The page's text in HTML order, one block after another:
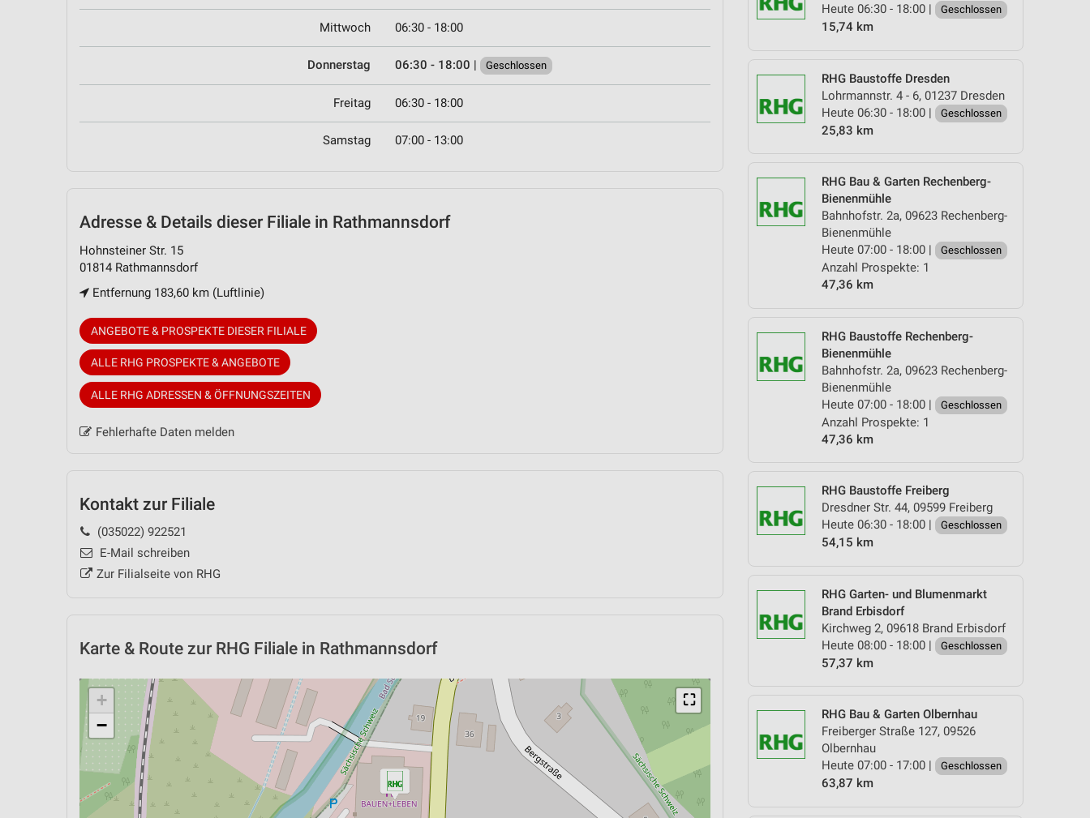
Heute 06:30 - 18:00 |
Geschlossen
15,74 km
RHG Baustoffe Dresden
Lohrmannstr. 4 - 6, 01237 Dresden
Heute 06:30 - 18:00 |
Geschlossen
25,83 km
RHG Bau & Garten Rechenberg-
Bienenmühle
Bahnhofstr. 2a, 09623 Rechenberg-
Bienenmühle
Heute 07:00 - 18:00 |
Geschlossen
Anzahl Prospekte: 1
47,36 km
RHG Baustoffe Rechenberg-
Bienenmühle
Bahnhofstr. 2a, 09623 Rechenberg-
Bienenmühle
Heute 07:00 - 18:00 |
Geschlossen
Anzahl Prospekte: 1
47,36 km
RHG Baustoffe Freiberg
Dresdner Str. 44, 09599 Freiberg
Heute 06:30 - 18:00 |
Geschlossen
54,15 km
RHG Garten- und Blumenmarkt
Brand Erbisdorf
Kirchweg 2, 09618 Brand Erbisdorf
Heute 08:00 - 18:00 |
Geschlossen
57,37 km
RHG Bau & Garten Olbernhau
Freiberger Straße 127, 09526
Olbernhau
Heute 07:00 - 17:00 |
Geschlossen
63,87 km
Mittwoch 06:30 - 18:00
Donnerstag 06:30 - 18:00 | Geschlossen
Freitag 06:30 - 18:00
Samstag 07:00 - 13:00
Adresse & Details dieser Filiale in Rathmannsdorf
Hohnsteiner Str. 15
01814 Rathmannsdorf
Entfernung 183,60 km (Luftlinie)
ANGEBOTE & PROSPEKTE DIESER FILIALE
ALLE RHG PROSPEKTE & ANGEBOTE
ALLE RHG ADRESSEN & ÖFFNUNGSZEITEN
Fehlerhafte Daten melden
Kontakt zur Filiale
(035022) 922521
E-Mail schreiben
Zur Filialseite von RHG
Karte & Route zur RHG Filiale in Rathmannsdorf
⛶
+
−